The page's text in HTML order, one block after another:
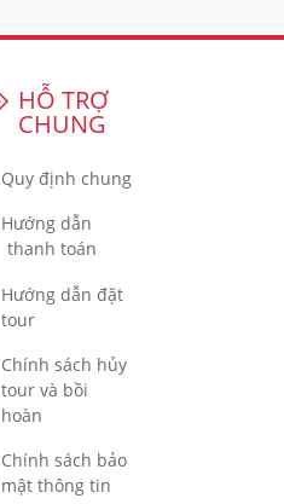
HỖ TRỢ
CHUNG
Quy định chung
Hướng dẫn
thanh toán
Hướng dẫn đặt
tour
Chính sách hủy
tour và bồi
hoàn
Chính sách bảo
mật thông tin